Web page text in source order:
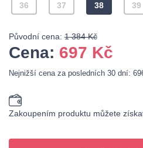
36 37 38 39
Původní cena: 1 384 Kč
Cena: 697 Kč
Nejnižší cena za posledních 30 dní:
Zakoupením produktu můžete